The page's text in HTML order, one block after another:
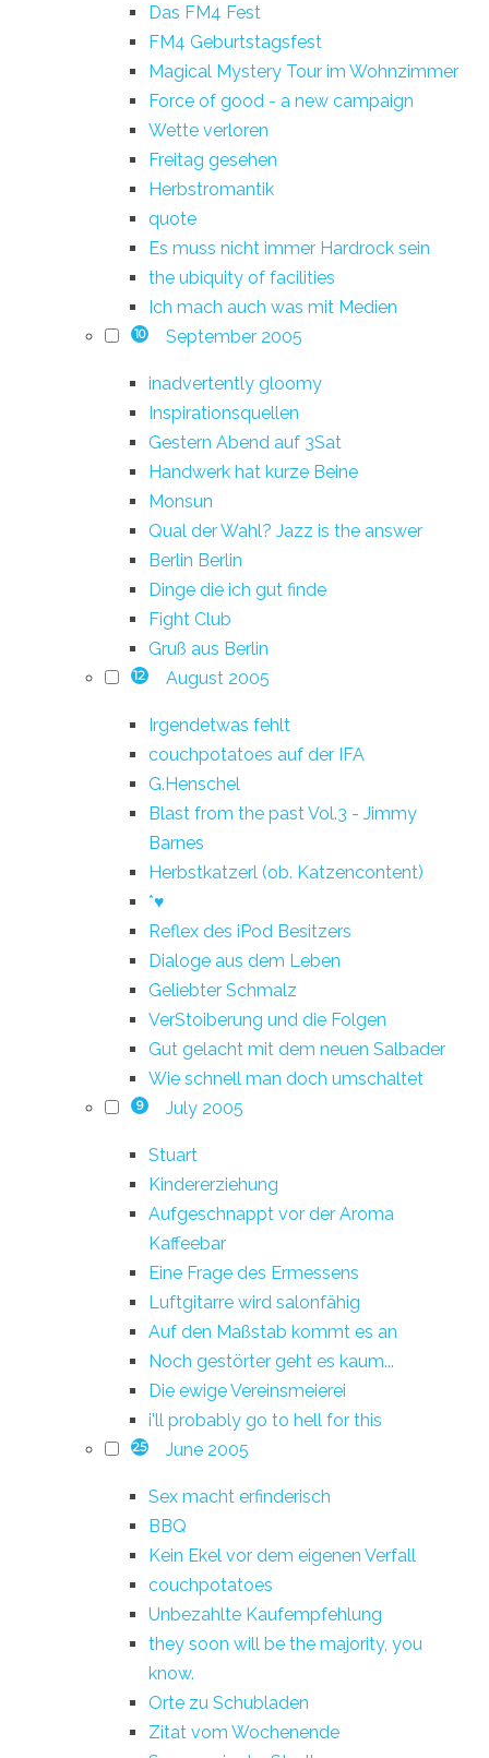
Das FM4 Fest
FM4 Geburtstagsfest
Magical Mystery Tour im Wohnzimmer
Force of good - a new campaign
Wette verloren
Freitag gesehen
Herbstromantik
quote
Es muss nicht immer Hardrock sein
the ubiquity of facilities
Ich mach auch was mit Medien
10 September 2005
inadvertently gloomy
Inspirationsquellen
Gestern Abend auf 3Sat
Handwerk hat kurze Beine
Monsun
Qual der Wahl? Jazz is the answer
Berlin Berlin
Dinge die ich gut finde
Fight Club
Gruß aus Berlin
12 August 2005
Irgendetwas fehlt
couchpotatoes auf der IFA
G.Henschel
Blast from the past Vol.3 - Jimmy
Barnes
Herbstkatzerl (ob. Katzencontent)
*♥
Reflex des iPod Besitzers
Dialoge aus dem Leben
Geliebter Schmalz
VerStoiberung und die Folgen
Gut gelacht mit dem neuen Salbader
Wie schnell man doch umschaltet
9 July 2005
Stuart
Kindererziehung
Aufgeschnappt vor der Aroma
Kaffeebar
Eine Frage des Ermessens
Luftgitarre wird salonfähig
Auf den Maßstab kommt es an
Noch gestörter geht es kaum...
Die ewige Vereinsmeierei
i'll probably go to hell for this
25 June 2005
Sex macht erfinderisch
BBQ
Kein Ekel vor dem eigenen Verfall
couchpotatoes
Unbezahlte Kaufempfehlung
they soon will be the majority, you
know.
Orte zu Schubladen
Zitat vom Wochenende